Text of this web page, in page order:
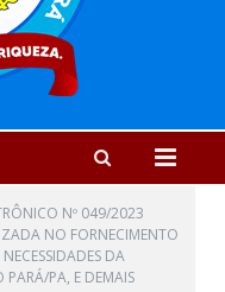
Nº 049/2023
NO FORNECIMENTO
DA
PARÁ/PA, E DEMAIS